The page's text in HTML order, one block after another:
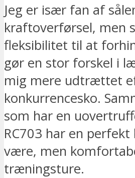
Jeg er især fan af
kraftoverførsel, men
fleksibilitet til at
gør en stor forskel i
mig mere udtrættet
konkurrencesko.
som har en
RC703 har en
være, men
træningsture.